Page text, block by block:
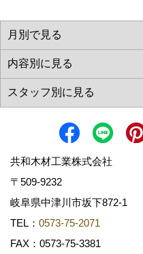
共和木材工業株式会社
〒509-9232
岐阜県中津川市坂下872‐1
TEL： 0573-75-2071
FAX：0573-75-3381